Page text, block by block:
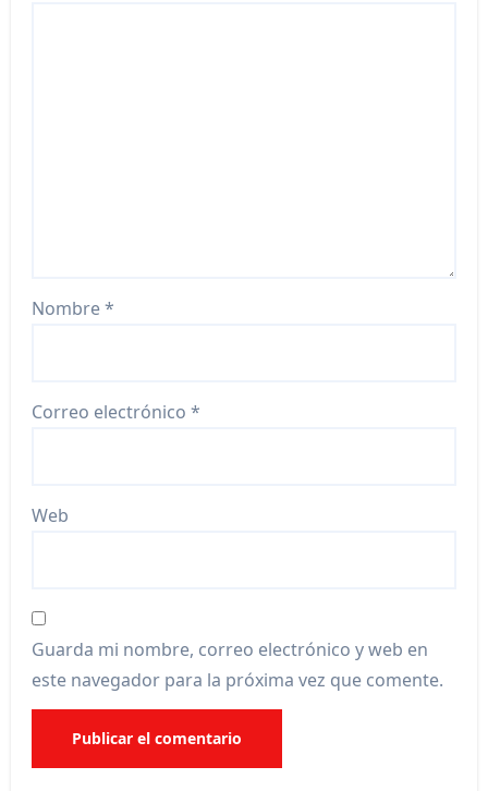
Nombre*
Correo electrónico*
Web
Guarda mi nombre, correo electrónico y web en
este navegador para la próxima vez que comente.